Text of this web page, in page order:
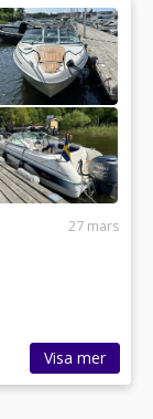
27 mars
Visa mer